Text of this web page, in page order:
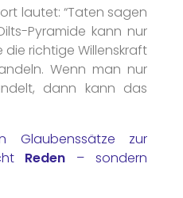
lautet: “Taten sagen
Pyramide kann nur
die richtige Willenskraft
Wenn man nur
dann kann das
Glaubenssätze zur
Reden – sondern